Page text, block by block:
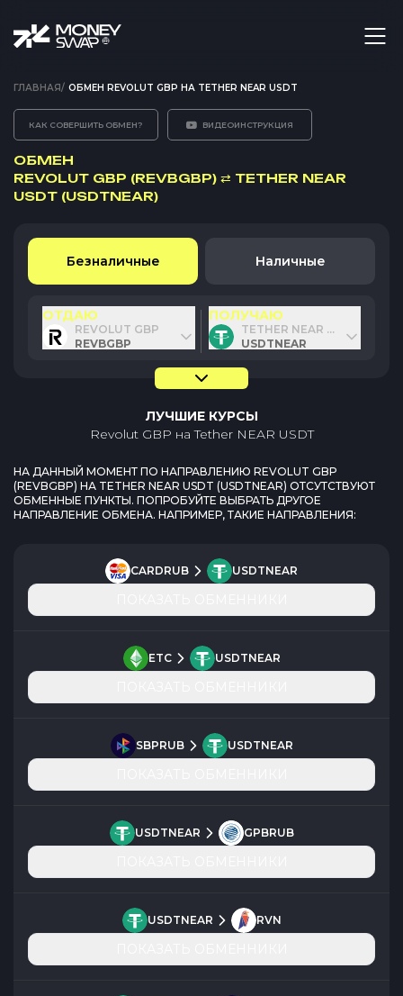
ГЛАВНАЯ/ ОБМЕН REVOLUT GBP НА TETHER NEAR USDT
КАК СОВЕРШИТЬ ОБМЕН? ВИДЕОИНСТРУКЦИЯ
ОБМЕН
REVOLUT GBP (REVBGBP) ⇄ TETHER NEAR
USDT (USDTNEAR)
Безналичные Наличные
ОТДАЮ
REVOLUT GBP
REVBGBP
ПОЛУЧАЮ
TETHER NEAR USDT
USDTNEAR
ЛУЧШИЕ КУРСЫ
Revolut GBP наTether NEAR USDT
НА ДАННЫЙ МОМЕНТ ПО НАПРАВЛЕНИЮ REVOLUT GBP
(REVBGBP) НА TETHER NEAR USDT (USDTNEAR) ОТСУТСТВУЮТ
ОБМЕННЫЕ ПУНКТЫ. ПОПРОБУЙТЕ ВЫБРАТЬ ДРУГОЕ
НАПРАВЛЕНИЕ ОБМЕНА. НАПРИМЕР, ТАКИЕ НАПРАВЛЕНИЯ:
CARDRUB USDTNEAR
ETC USDTNEAR
SBPRUB USDTNEAR
USDTNEAR GPBRUB
USDTNEAR RVN